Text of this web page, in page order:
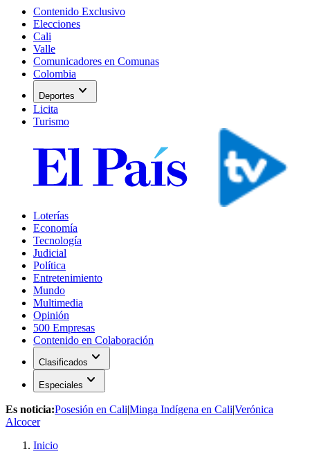
Contenido Exclusivo
Elecciones
Cali
Valle
Comunicadores en Comunas
Colombia
Deportes expand_more
Licita
Turismo
Loterías
Economía
Tecnología
Judicial
Política
Entretenimiento
Mundo
Multimedia
Opinión
500 Empresas
Contenido en Colaboración
Clasificados expand_more
Especiales expand_more
Es noticia:Posesión en Cali|Minga Indígena en Cali|Verónica
Alcocer
Inicio